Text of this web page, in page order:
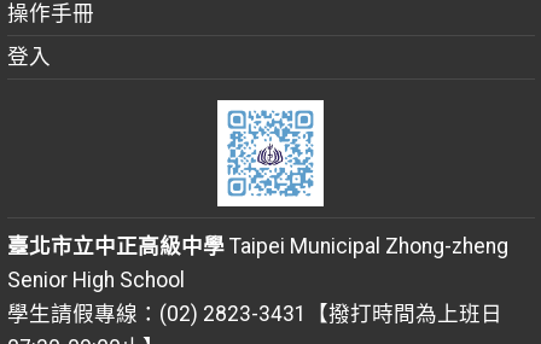
操作手冊
登入
臺北市立中正高級中學Taipei Municipal Zhong-zheng
Senior High School
學生請假專線：(02) 2823-3431【撥打時間為上班日